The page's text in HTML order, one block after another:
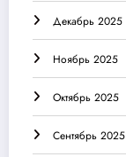
Декабрь 2025
Ноябрь 2025
Октябрь 2025
Сентябрь 2025